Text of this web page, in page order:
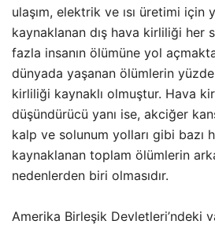
ulaşım, elektrik ve ısı üretimi için
kaynaklanan dış hava kirliliği her
fazla insanın ölümüne yol
dünyada yaşanan ölümlerin yüzde
kirliliği kaynaklı olmuştur. Hava
düşündürücü yanı ise, akciğer
kalp ve solunum yolları gibi bazı
kaynaklanan toplam ölümlerin
nedenlerden biri olmasıdır.
Amerika Birleşik Devletleri’ndeki